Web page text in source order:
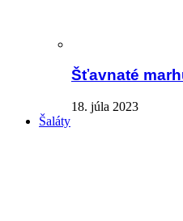
Šťavnaté
18. júla 2023
Šaláty